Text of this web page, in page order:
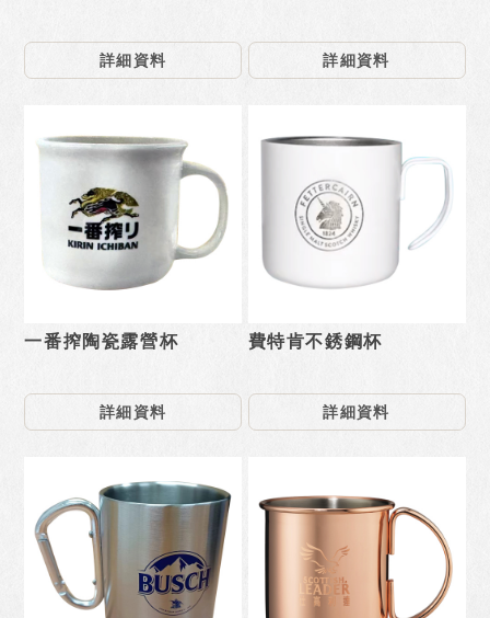
詳細資料 詳細資料
一番搾陶瓷露營杯
詳細資料
費特肯不銹鋼杯
詳細資料